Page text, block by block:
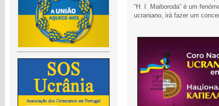
“H. I. Maiboroda” é um
ucraniano, irá fazer um